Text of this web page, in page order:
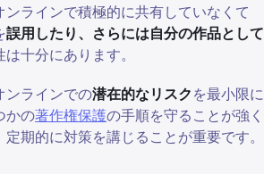
ラインで積極的に共有していなくて
誤用したり、さらには自分の作品として
十分にあります。
ンラインでの潜在的なリスクを最小限に
かの著作権保護の手順を守ることが強く
期的に対策を講じることが重要です。